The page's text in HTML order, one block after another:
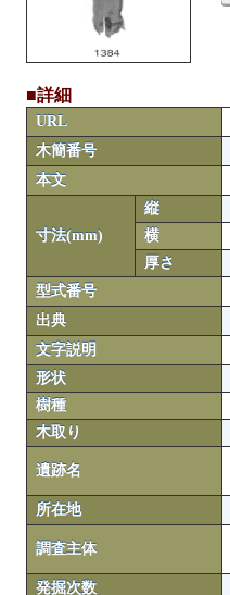
■詳細
URL
木簡番号
本文
寸法(mm)
縦
横
厚さ
型式番号
出典
文字説明
形状
樹種
木取り
遺跡名
所在地
調査主体
発掘次数